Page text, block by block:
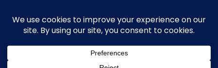
content